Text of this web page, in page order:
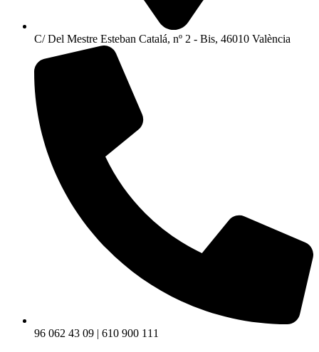
C/ Del Mestre Esteban Catalá, nº 2 - Bis, 46010 València
96 062 43 09 | 610 900 111